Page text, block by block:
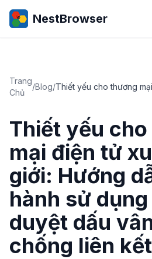
NestBrowser
Trang
Chủ
/Blog/
Thiết yếu
mại điện tử
giới: Hướng
hành sử
duyệt dấu
chống liên kết